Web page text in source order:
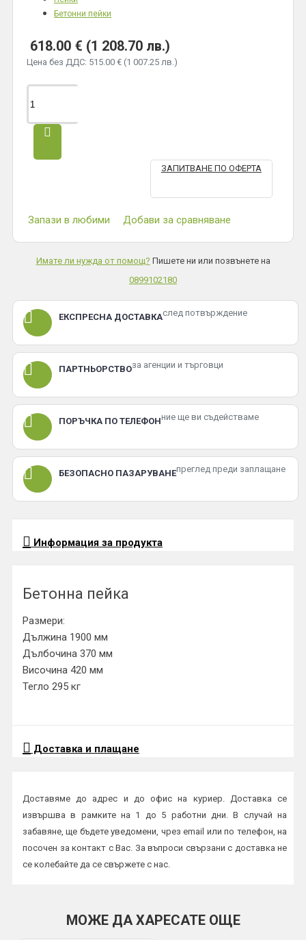
618.00 € (1 208.70 лв.)
Цена без ДДС: 515.00 € (1 007.25 лв.)
Бетонни пейки
ЗАПИТВАНЕ ПО ОФЕРТА
Запази в любими Добави за сравняване
Имате ли нужда от помощ? Пишете ни или позвънете на
0899102180
ЕКСПРЕСНА ДОСТАВКАслед потвърждение
ПАРТНЬОРСТВОза агенции и търговци
ПОРЪЧКА ПО ТЕЛЕФОНние ще ви съдействаме
БЕЗОПАСНО ПАЗАРУВАНЕпреглед преди заплащане
Информация за продукта
Бетонна пейка
Размери:
Дължина 1900 мм
Дълбочина 370 мм
Височина 420 мм
Тегло 295 кг
Доставка и плащане
Доставяме до адрес и до офис на куриер. Доставка се
извършва в рамките на 1 до 5 работни дни. В случай на
забавяне, ще бъдете уведомени, чрез email или по телефон, на
посочен за контакт с Вас. За въпроси свързани с доставка не
се колебайте да се свържете с нас.
Плащане в брой или с карта на куриер
МОЖЕ ДА ХАРЕСАТЕ ОЩЕ